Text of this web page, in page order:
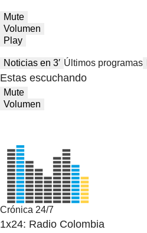
Mute
Volumen
Play
Noticias en 3′ Últimos programas
Estas escuchando
Mute
Volumen
Crónica 24/7
1x24: Radio Colombia